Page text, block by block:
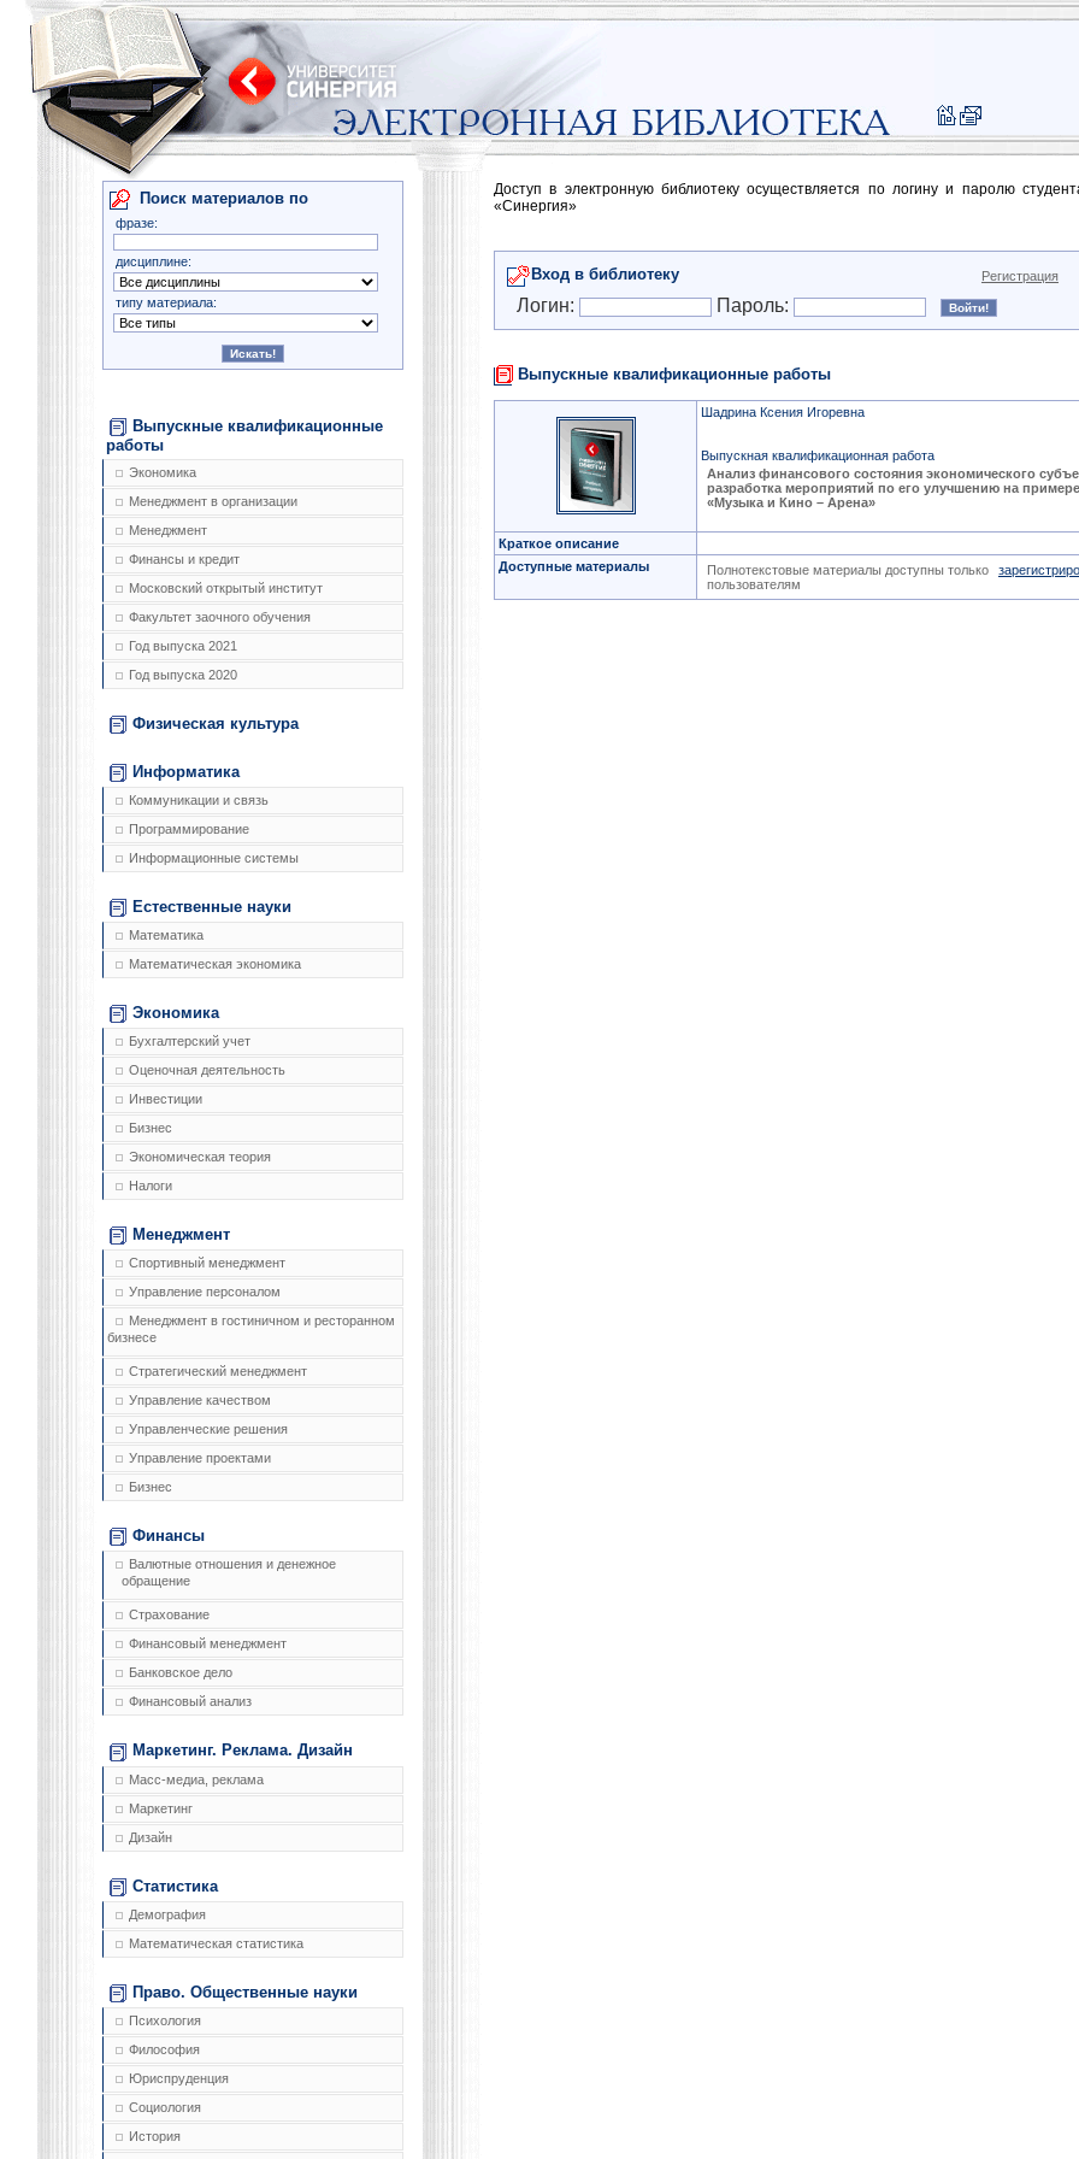
Поиск материалов по
фразе:
дисциплине:
типу материала:
Выпускные квалификационные
работы
Экономика
Менеджмент в организации
Менеджмент
Финансы и кредит
Московский открытый институт
Факультет заочного обучения
Год выпуска 2021
Год выпуска 2020
Физическая культура
Информатика
Коммуникации и связь
Программирование
Информационные системы
Естественные науки
Математика
Математическая экономика
Экономика
Бухгалтерский учет
Оценочная деятельность
Инвестиции
Бизнес
Экономическая теория
Налоги
Менеджмент
Спортивный менеджмент
Управление персоналом
Менеджмент в гостиничном и ресторанном
бизнесе
Стратегический менеджмент
Управление качеством
Управленческие решения
Управление проектами
Бизнес
Финансы
Валютные отношения и денежное
обращение
Страхование
Финансовый менеджмент
Банковское дело
Финансовый анализ
Маркетинг. Реклама. Дизайн
Масс-медиа, реклама
Маркетинг
Дизайн
Статистика
Демография
Математическая статистика
Право. Общественные науки
Психология
Философия
Юриспруденция
Социология
История
Доступ в электронную библиотеку осуществляется по логину и паролю
«Синергия»
Вход в библиотеку Регистрация
Логин: Пароль:
Выпускные квалификационные работы
Шадрина Ксения Игоревна
Выпускная квалификационная работа
Анализ финансового состояния экономического
разработка мероприятий по его улучшению на
«Музыка и Кино – Арена»
Краткое описание
Доступные материалы
Полнотекстовые материалы доступны только
пользователям